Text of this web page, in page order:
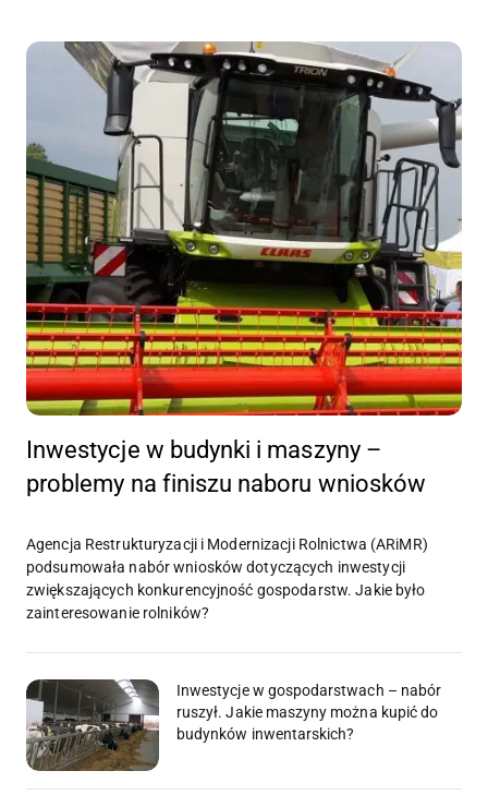
Inwestycje w budynki i maszyny –
problemy na finiszu naboru wniosków
Agencja Restrukturyzacji i Modernizacji Rolnictwa (ARiMR)
podsumowała nabór wniosków dotyczących inwestycji
zwiększających konkurencyjność gospodarstw. Jakie było
zainteresowanie rolników?
Inwestycje w gospodarstwach – nabór
ruszył. Jakie maszyny można kupić do
budynków inwentarskich?